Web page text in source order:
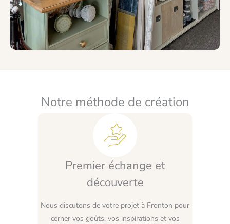
Notre méthode de création
Premier échange et
découverte
Nous discutons de votre projet à Fronton pour
cerner vos goûts, vos inspirations et vos